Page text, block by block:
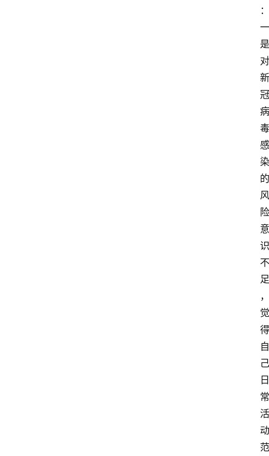
：
一
是
对
新
冠
病
毒
感
染
的
风
险
意
识
不
足
，
觉
得
自
己
日
常
活
动
范